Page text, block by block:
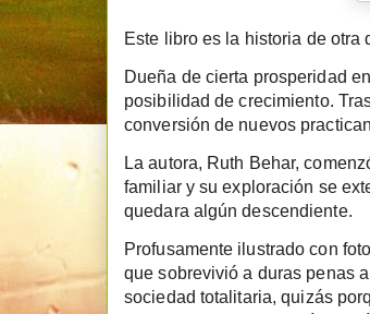
Este libro es la historia de
Dueña de cierta prosperidad
posibilidad de crecimiento.
conversión de nuevos
La autora, Ruth Behar,
familiar y su exploración se
quedara algún descendiente.
Profusamente ilustrado con
que sobrevivió a duras penas
sociedad totalitaria, quizás